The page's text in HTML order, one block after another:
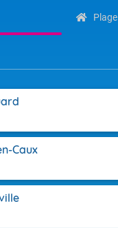
Plage
Caux